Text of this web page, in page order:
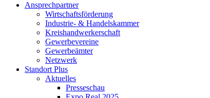
Ansprechpartner
Wirtschaftsförderung
Industrie- & Handelskammer
Kreishandwerkerschaft
Gewerbevereine
Gewerbeämter
Netzwerk
Standort Plus
Aktuelles
Presseschau